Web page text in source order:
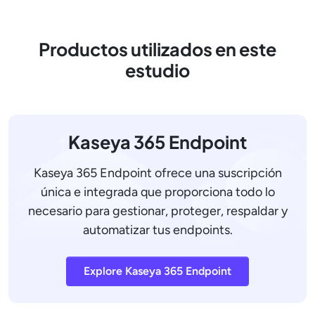
Productos utilizados en este
estudio
Kaseya 365 Endpoint
Kaseya 365 Endpoint ofrece una suscripción
única e integrada que proporciona todo lo
necesario para gestionar, proteger, respaldar y
automatizar tus endpoints.
Explore Kaseya 365 Endpoint